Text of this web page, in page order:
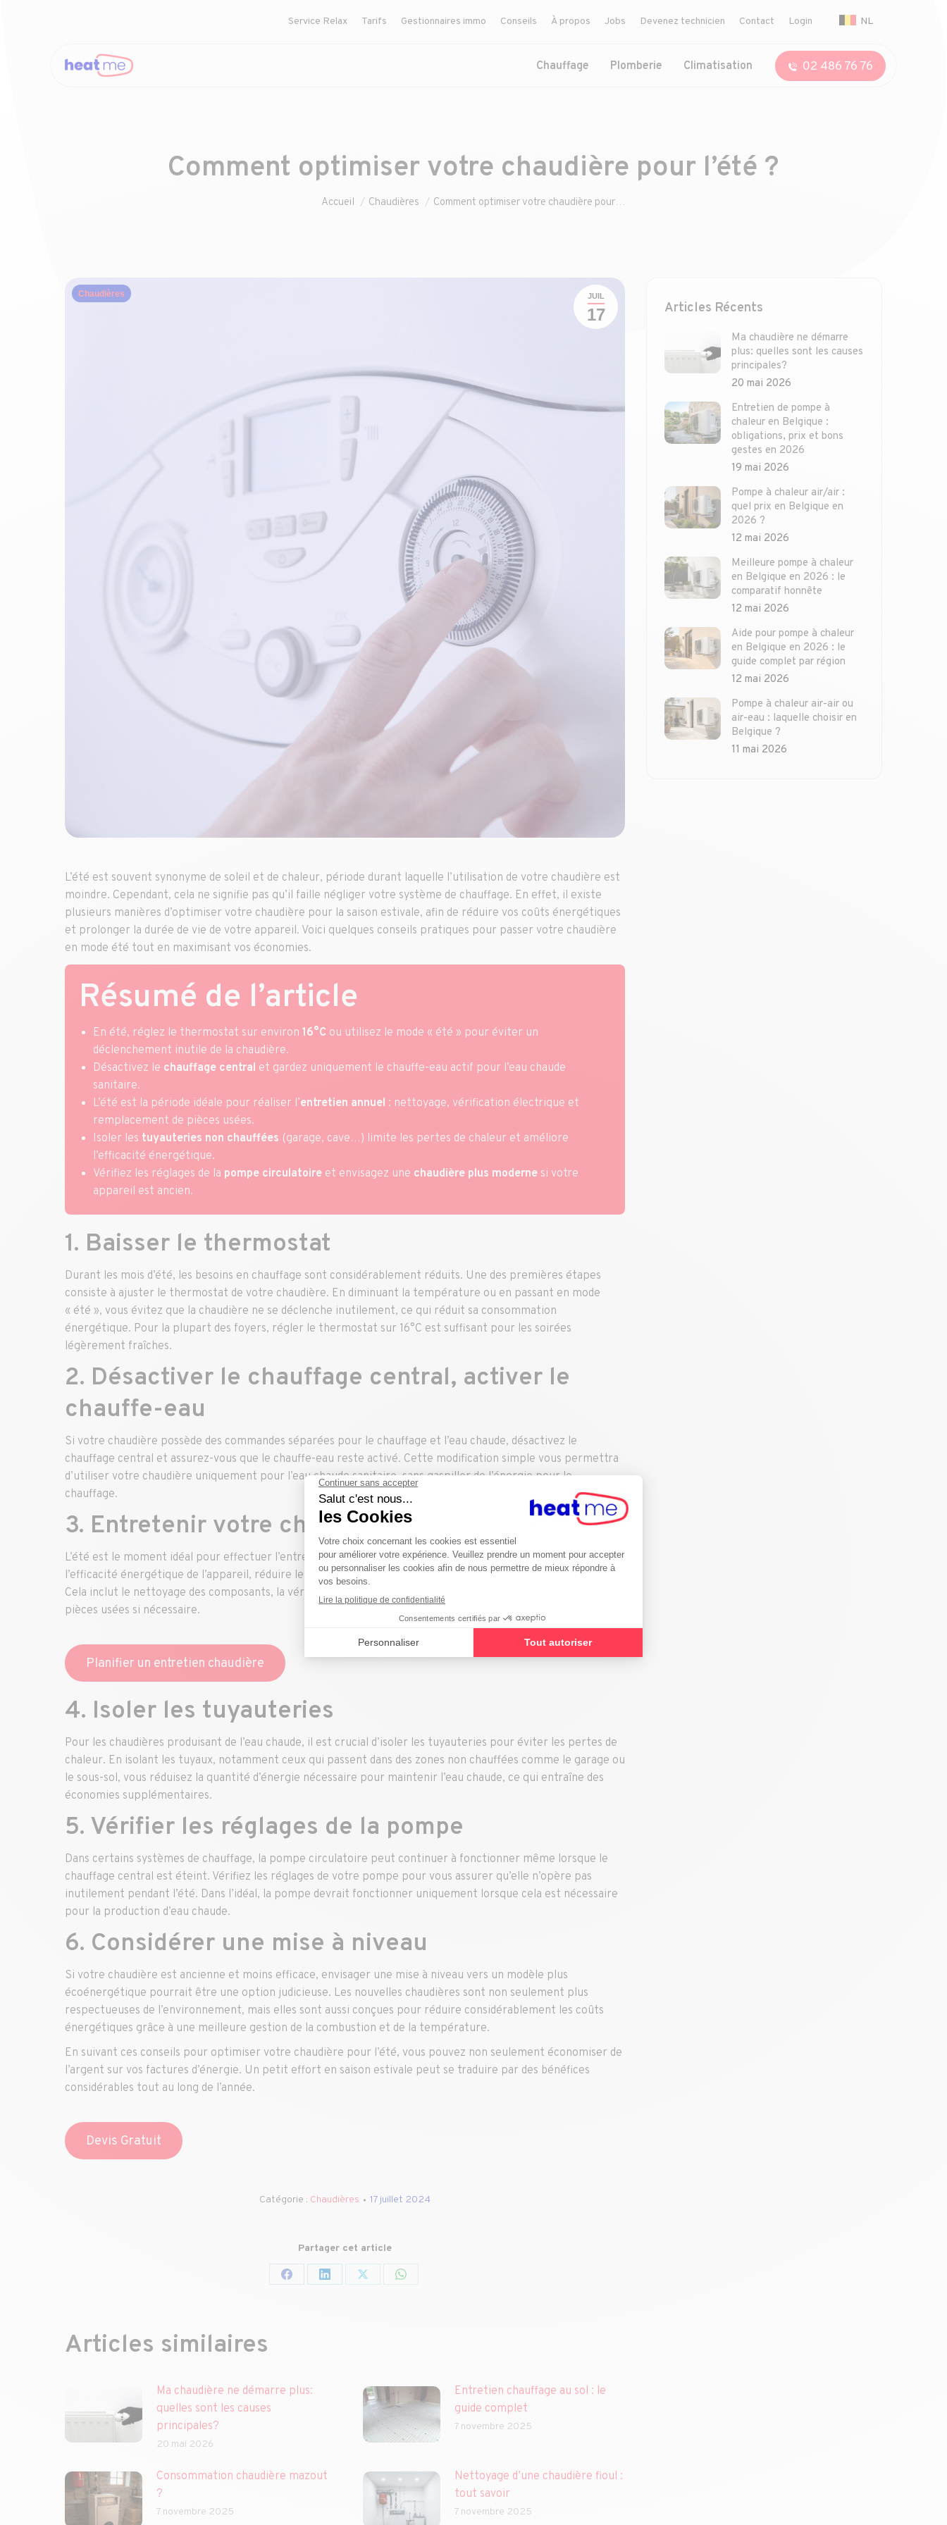
Service Relax Tarifs Gestionnaires immo Conseils À propos Jobs Devenez technicien Contact Login NL
Chauffage Plomberie Climatisation 02 486 76 76
Comment optimiser votre chaudière pour l’été ?
Vous êtes ici :
Accueil Chaudières Comment optimiser votre chaudière pour…
JUIL
17
Chaudières
L’été est souvent synonyme de soleil et de chaleur, période durant laquelle l’utilisation de votre chaudière est
moindre. Cependant, cela ne signifie pas qu’il faille négliger votre système de chauffage. En effet, il existe
plusieurs manières d’optimiser votre chaudière pour la saison estivale, afin de réduire vos coûts énergétiques
et prolonger la durée de vie de votre appareil. Voici quelques conseils pratiques pour passer votre chaudière
en mode été tout en maximisant vos économies.
Résumé de l’article
En été, réglez le thermostat sur environ 16°C ou utilisez le mode « été » pour éviter un
déclenchement inutile de la chaudière.
Désactivez le chauffage central et gardez uniquement le chauffe-eau actif pour l’eau chaude
sanitaire.
L’été est la période idéale pour réaliser l’entretien annuel : nettoyage, vérification électrique et
remplacement de pièces usées.
Isoler les tuyauteries non chauffées (garage, cave…) limite les pertes de chaleur et améliore
l’efficacité énergétique.
Vérifiez les réglages de la pompe circulatoire et envisagez une chaudière plus moderne si votre
appareil est ancien.
1. Baisser le thermostat
Durant les mois d’été, les besoins en chauffage sont considérablement réduits. Une des premières étapes
consiste à ajuster le thermostat de votre chaudière. En diminuant la température ou en passant en mode
« été », vous évitez que la chaudière ne se déclenche inutilement, ce qui réduit sa consommation
énergétique. Pour la plupart des foyers, régler le thermostat sur 16°C est suffisant pour les soirées
légèrement fraîches.
2. Désactiver le chauffage central, activer le
chauffe-eau
Si votre chaudière possède des commandes séparées pour le chauffage et l’eau chaude, désactivez le
chauffage central et assurez-vous que le chauffe-eau reste activé. Cette modification simple vous permettra
d’utiliser votre chaudière uniquement pour l’eau chaude sanitaire, sans gaspiller de l’énergie pour le
chauffage.
3. Entretenir votre chaudière
L’été est le moment idéal pour effectuer l’entretien annuel de votre chaudière. Un entretien peut améliorer
l’efficacité énergétique de l’appareil, réduire les risques de pannes coûteuses et prolonger sa durée de vie.
Cela inclut le nettoyage des composants, la vérification des connexions électriques et le remplacement des
pièces usées si nécessaire.
Planifier un entretien chaudière
4. Isoler les tuyauteries
Pour les chaudières produisant de l’eau chaude, il est crucial d’isoler les tuyauteries pour éviter les pertes de
chaleur. En isolant les tuyaux, notamment ceux qui passent dans des zones non chauffées comme le garage ou
le sous-sol, vous réduisez la quantité d’énergie nécessaire pour maintenir l’eau chaude, ce qui entraîne des
économies supplémentaires.
5. Vérifier les réglages de la pompe
Dans certains systèmes de chauffage, la pompe circulatoire peut continuer à fonctionner même lorsque le
chauffage central est éteint. Vérifiez les réglages de votre pompe pour vous assurer qu’elle n’opère pas
inutilement pendant l’été. Dans l’idéal, la pompe devrait fonctionner uniquement lorsque cela est nécessaire
pour la production d’eau chaude.
6. Considérer une mise à niveau
Si votre chaudière est ancienne et moins efficace, envisager une mise à niveau vers un modèle plus
écoénergétique pourrait être une option judicieuse. Les nouvelles chaudières sont non seulement plus
respectueuses de l’environnement, mais elles sont aussi conçues pour réduire considérablement les coûts
énergétiques grâce à une meilleure gestion de la combustion et de la température.
En suivant ces conseils pour optimiser votre chaudière pour l’été, vous pouvez non seulement économiser de
l’argent sur vos factures d’énergie. Un petit effort en saison estivale peut se traduire par des bénéfices
considérables tout au long de l’année.
Devis Gratuit
Catégorie : Chaudières 17 juillet 2024
Partager cet article
PartagerPartagerPartagerPartager
Articles similaires
Ma chaudière ne démarre plus:
quelles sont les causes
principales?
20 mai 2026
Entretien chauffage au sol : le
guide complet
7 novembre 2025
Consommation chaudière mazout : Combien consomme une maison en Belgique
?
7 novembre 2025
Nettoyage d’une chaudière fioul :
tout savoir
7 novembre 2025
Articles Récents
Ma chaudière ne démarre
plus: quelles sont les causes
principales?
20 mai 2026
Entretien de pompe à
chaleur en Belgique :
obligations, prix et bons
gestes en 2026
19 mai 2026
Pompe à chaleur air/air :
quel prix en Belgique en
2026 ?
12 mai 2026
Meilleure pompe à chaleur
en Belgique en 2026 : le
comparatif honnête
12 mai 2026
Aide pour pompe à chaleur
en Belgique en 2026 : le
guide complet par région
12 mai 2026
Pompe à chaleur air-air ou
air-eau : laquelle choisir en
Belgique ?
11 mai 2026